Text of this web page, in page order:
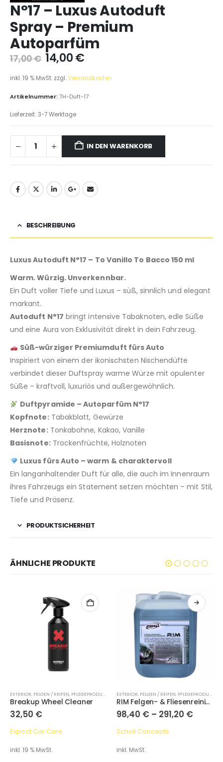
N°17 – Luxus Autoduft
Spray – Premium
Autoparfüm
17,00€ 14,00€
inkl. 19 % MwSt. zzgl.Versandkosten
Artikelnummer:TH-Duft-17
Lieferzeit: 3-7 Werktage
IN DEN WARENKORB
BESCHREIBUNG
Luxus Autoduft N°17 – To Vanillo To Bacco 150 ml
Warm. Würzig. Unverkennbar.
Ein Duft voller Tiefe und Luxus – süß, sinnlich und elegant
markant.
Autoduft N°17 bringt intensive Tabaknoten, edle Süße
und eine Aura von Exklusivität direkt in dein Fahrzeug.
Süß-würziger Premiumduft fürs Auto
Inspiriert von einem der ikonischsten Nischendüfte
verbindet dieser Duftspray warme Würze mit opulenter
Süße – kraftvoll, luxuriös und außergewöhnlich.
Duftpyramide – Autoparfüm N°17
Kopfnote:Tabakblatt, Gewürze
Herznote:Tonkabohne, Kakao, Vanille
Basisnote:Trockenfrüchte, Holznoten
Luxus fürs Auto – warm & charaktervoll
Ein langanhaltender Duft für alle, die auch im Innenraum
ihres Fahrzeugs ein Statement setzen möchten – mit Stil,
Tiefe und Präsenz.
PRODUKTSICHERHEIT
ÄHNLICHE PRODUKTE
EXTERIOR, FELGEN / REIFEN, PFLEGEPRODUKTE
Breakup Wheel Cleaner
32,50 €
Expect Car Care
inkl. 19 % MwSt.
EXTERIOR, FELGEN / REIFEN, PFLEGEPRODUKTE
RIM Felgen- & Fliesenreiniger
98,40 € – 291,20 €
Scholl Concepts
inkl. MwSt.